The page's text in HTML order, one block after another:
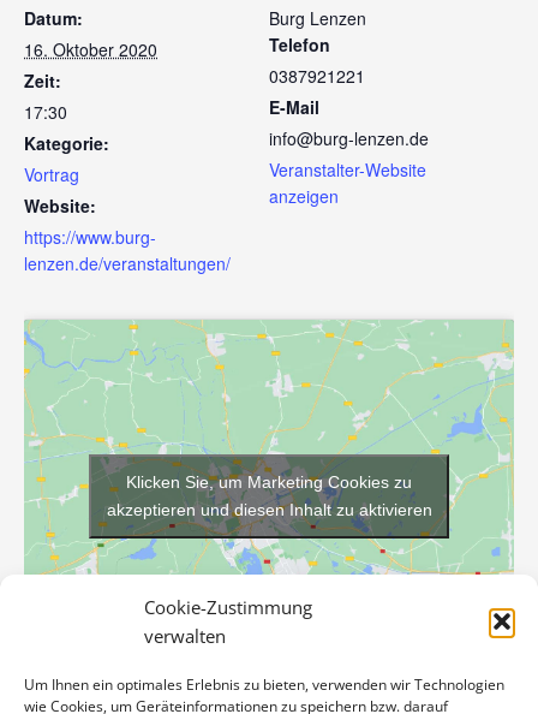
Cookie-Zustimmung
verwalten
Um Ihnen ein optimales Erlebnis zu bieten, verwenden wir Technologien
wie Cookies, um Geräteinformationen zu speichern bzw. darauf
Datum:
16. Oktober 2020
Zeit:
17:30
Kategorie:
Vortrag
Website:
https://www.burg-
lenzen.de/veranstaltungen/
Burg Lenzen
Telefon
0387921221
E-Mail
info@burg-lenzen.de
Veranstalter-Website
anzeigen
Klicken Sie, um Marketing Cookies zu
akzeptieren und diesen Inhalt zu aktivieren